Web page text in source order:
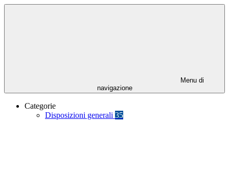
Menu di
navigazione
Categorie
Disposizioni generali 35